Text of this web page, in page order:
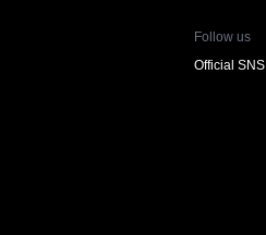
Follow us
Official SNS